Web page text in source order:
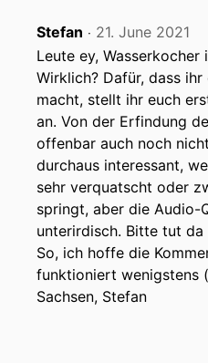
Stefan ‧ 21. June 2021
Leute ey, Wasserkocher
Wirklich? Dafür, dass
macht, stellt ihr euch
an. Von der Erfindung
offenbar auch noch
durchaus interessant,
sehr verquatscht oder
springt, aber die Audio-
unterirdisch. Bitte tut da
So, ich hoffe die
funktioniert wenigstens
Sachsen, Stefan